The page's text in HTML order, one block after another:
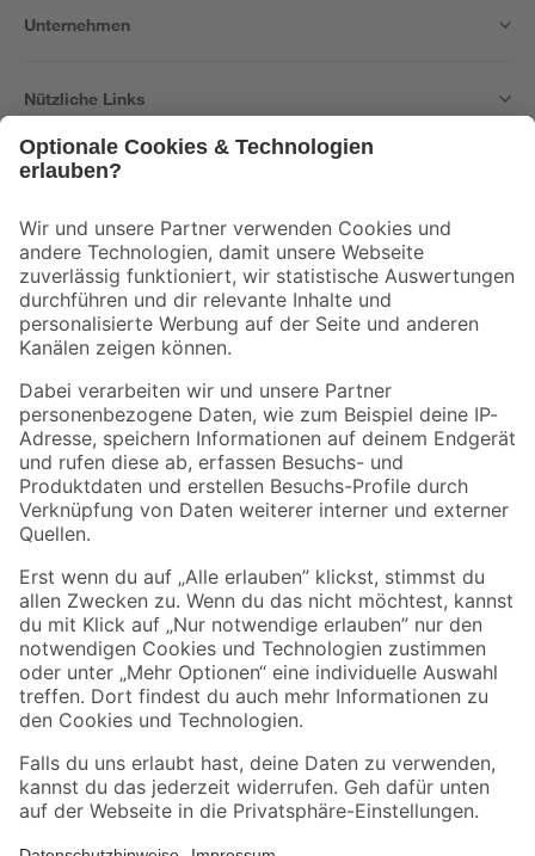
Unternehmen
Nützliche Links
Der toom Newsletter: Keine Angebote und Aktionen mehr verpassen!
Zur Newsletter Anmeldung
Folge uns
Zahlungsarten Versandarten
Sicher einkaufen
Jetzt die toom-App herunterladen
Alle Preisangaben in EUR inkl. gesetzl. MwSt.. Die dargestellten Angebote sind unter
Umständen nicht in allen Märkten verfügbar. Die angegebenen Verfügbarkeiten beziehen
Produkte nur solange der Vorrat reicht.